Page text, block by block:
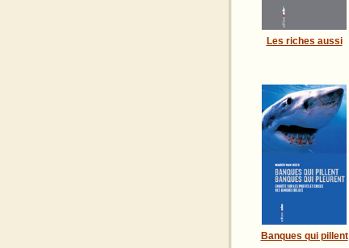
Les riches aussi
Banques qui pillent